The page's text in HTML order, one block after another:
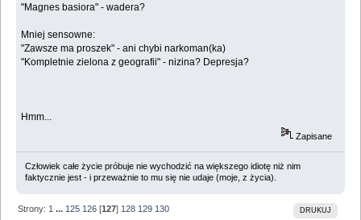
"Magnes basiora" - wadera?
Mniej sensowne:
"Zawsze ma proszek" - ani chybi narkoman(ka)
"Kompletnie zielona z geografii" - nizina? Depresja?
Hmm...
Zapisane
Człowiek całe życie próbuje nie wychodzić na większego idiotę niż nim
faktycznie jest - i przeważnie to mu się nie udaje (moje, z życia).
DRUKUJ
Strony: 1 ... 125 126 [127] 128 129 130